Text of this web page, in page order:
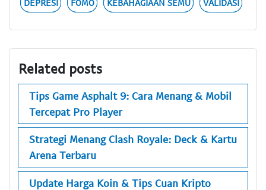
DEPRESI FOMO KEBAHAGIAAN SEMU VALIDASI
Related posts
Tips Game Asphalt 9: Cara Menang & Mobil
Tercepat Pro Player
Strategi Menang Clash Royale: Deck & Kartu
Arena Terbaru
Update Harga Koin & Tips Cuan Kripto